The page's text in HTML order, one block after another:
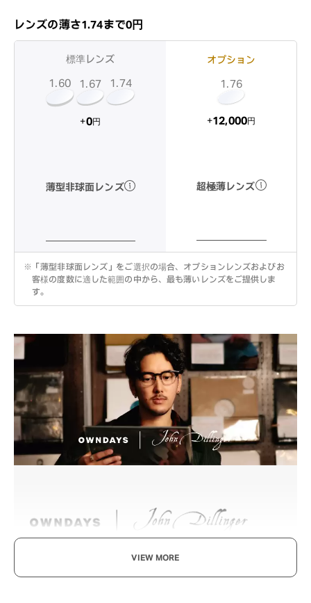
レンズの薄さ1.74まで0円
標準レンズ
1.60 1.67 1.74
+0円
薄型非球面レンズ
オプション
1.76
+12,000円
超極薄レンズ
※
「薄型非球面レンズ」をご選択の場合、オプションレンズおよびお
客様の度数に適した範囲の中から、最も薄いレンズをご提供しま
す。
Beyond the Classics
VIEW MORE